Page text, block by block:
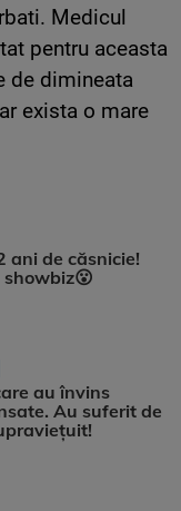
Medicul
pentru aceasta
de dimineata
exista o mare
ani de căsnicie!
au învins
Au suferit de